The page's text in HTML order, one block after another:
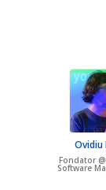
Ovidiu
Fondator
Software